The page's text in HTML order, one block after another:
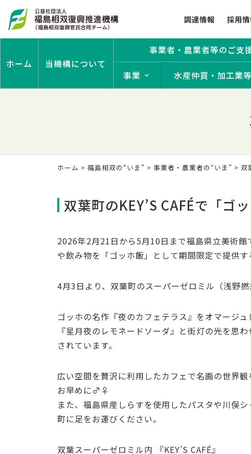
調達情報 採用
ホーム 当機構について
事業者・農業者等のご支
事業 水産仲買・加工業等
ホーム > 福島相双の“いま” > 事業者・農業者の“いま” > 双
双葉町のKEY’S CAFÉで「ゴ
2026年2月21日から5月10日まで福島県立美術
や飲み物を「ゴッホ飯」として期間限定で提供す
4月3日より、双葉町のスーパーゼロミル（浅野
ゴッホの名作『夜のカフェテラス』をオマージ
『星月夜のレモネードソーダ』と街灯の光を思
されています。
広い空間を贅沢に利用したカフェで名画の世界
お早めに‍♂️‍‍‍♀️‍
また、福島県産しらすを使用したパスタや川俣
町に足をお運びください。
双葉スーパーゼロミル内 『KEY’S CAFÉ』